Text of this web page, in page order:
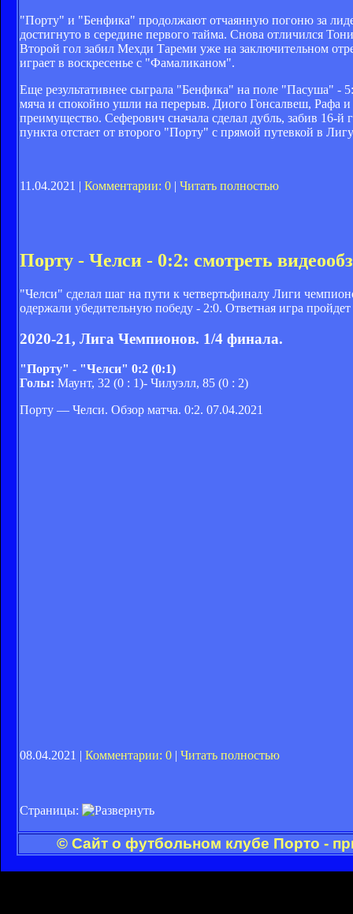
"Порту" и "Бенфика" продолжают отчаянную погоню за
достигнуто в середине первого тайма. Снова отличился
Второй гол забил Мехди Тареми уже на заключительном
играет в воскресенье с "Фамаликаном".
Еще результативнее сыграла "Бенфика" на поле "Пасуша" -
мяча и спокойно ушли на перерыв. Диого Гонсалвеш, Рафа
преимущество. Сеферович сначала сделал дубль, забив 16-
пункта отстает от второго "Порту" с прямой путевкой в
11.04.2021 | Комментарии: 0 | Читать полностью
Порту - Челси - 0:2: смотреть
"Челси" сделал шаг на пути к четвертьфиналу Лиги
одержали убедительную победу - 2:0. Ответная игра
2020-21, Лига Чемпионов. 1/4 финала.
"Порту" - "Челси" 0:2 (0:1)
Голы: Маунт, 32 (0 : 1)- Чилуэлл, 85 (0 : 2)
Порту — Челси. Обзор матча. 0:2. 07.04.2021
08.04.2021 | Комментарии: 0 | Читать полностью
Страницы:
© Сайт о футбольном клубе Порто -